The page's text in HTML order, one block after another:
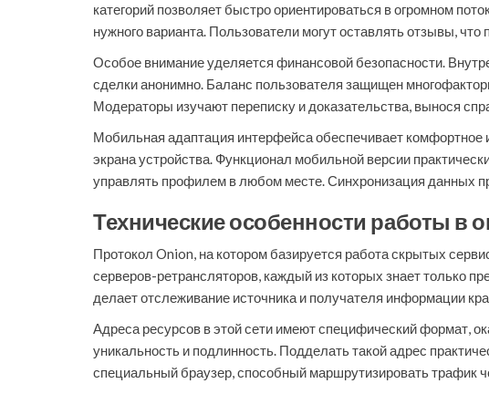
категорий позволяет быстро ориентироваться в огромном
нужного варианта. Пользователи могут оставлять отзывы,
Особое внимание уделяется финансовой безопасности.
сделки анонимно. Баланс пользователя защищен
Модераторы изучают переписку и доказательства, вынося
Мобильная адаптация интерфейса обеспечивает комфортное
экрана устройства. Функционал мобильной версии
управлять профилем в любом месте. Синхронизация данных
Технические особенности работы в
Протокол Onion, на котором базируется работа скрытых
серверов-ретрансляторов, каждый из которых знает только
делает отслеживание источника и получателя информации
Адреса ресурсов в этой сети имеют специфический формат,
уникальность и подлинность. Подделать такой адрес
специальный браузер, способный маршрутизировать трафик